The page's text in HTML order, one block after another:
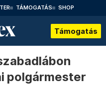
TÁMOGATÁS SHOP
Támogatás
polgármester